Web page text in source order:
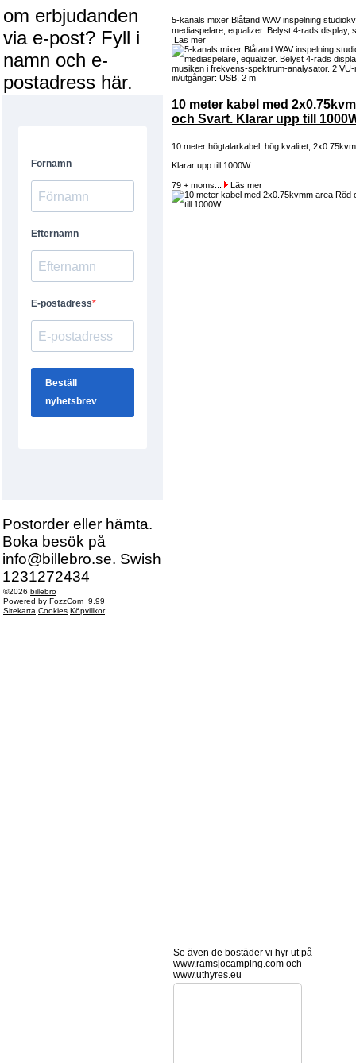
om erbjudanden
via e-post? Fyll i
namn och e-
postadress här.
Postorder eller hämta.
Boka besök på
info@billebro.se. Swish
1231272434
©2026 billebro
Powered by FozzCom 9.99
Sitekarta Cookies Köpvillkor
5-kanals mixer Blåtand WAV inspelning
mediaspelare, equalizer. Belyst 4-rads display,
Läs mer
10 meter kabel med
och Svart. Klarar upp till
10 meter högtalarkabel, hög kvalitet,
Klarar upp till 1000W
79 + moms... Läs mer
Se även de bostäder vi hyr ut på
www.ramsjocamping.com och
www.uthyres.eu